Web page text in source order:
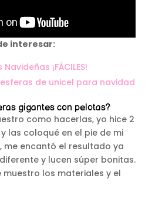
interesar:
¡FÁCILES!
de unicel para navidad
gigantes con pelotas?
como hacerlas, yo hice 2
las coloqué en el pie de mi
me encantó el resultado ya
y lucen súper bonitas.
los materiales y el